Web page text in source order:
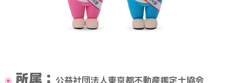
所属： 公益社団法人東京都不動産鑑定士協会